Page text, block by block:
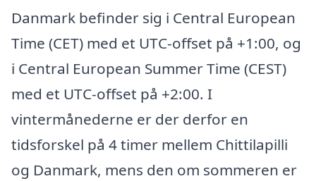
Danmark befinder sig i Central European
Time (CET) med et UTC-offset på +1:00, og
i Central European Summer Time (CEST)
med et UTC-offset på +2:00. I
vintermånederne er der derfor en
tidsforskel på 4 timer mellem Chittilapilli
og Danmark, mens den om sommeren er